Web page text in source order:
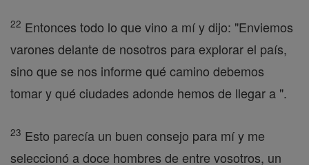
22 Entonces todo lo que vino a mí y dijo: "Enviemos
varones delante de nosotros para explorar el país,
sino que se nos informe qué camino debemos
tomar y qué ciudades adonde hemos de llegar a ".
23 Esto parecía un buen consejo para mí y me
seleccionó a doce hombres de entre vosotros, un